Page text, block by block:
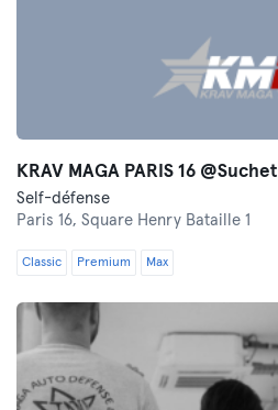
KRAV MAGA PARIS 16 @Suchet
Self-défense
Paris 16, Square Henry Bataille 1
Classic Premium Max